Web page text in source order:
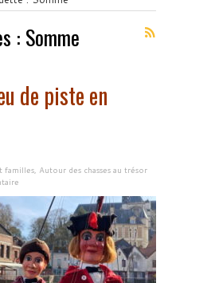
: Somme
de piste en
familles, Autour des chasses au trésor